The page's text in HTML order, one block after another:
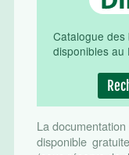
Catalogue
disponibles au
La
disponible